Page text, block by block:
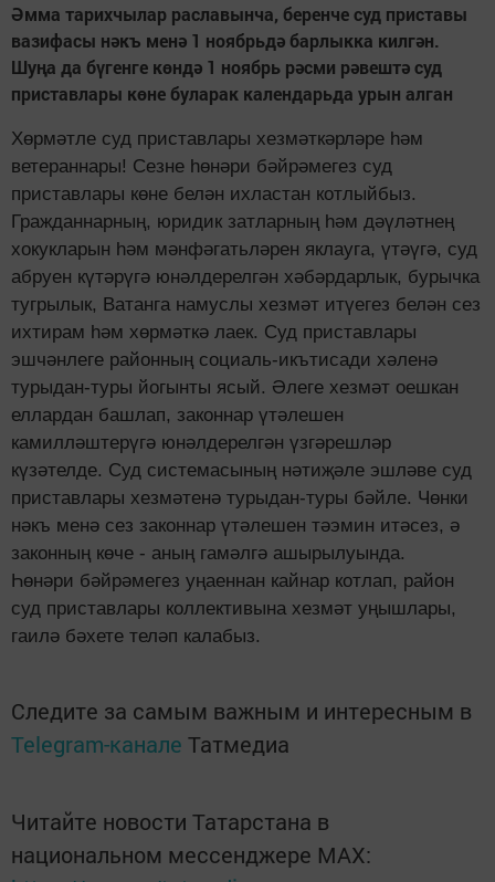
Әмма тарихчылар раславынча, беренче суд приставы
вазифасы нәкъ менә 1 ноябрьдә барлыкка килгән.
Шуңа да бүгенге көндә 1 ноябрь рәсми рәвештә суд
приставлары көне буларак календарьда урын алган
Хөрмәтле суд приставлары хезмәткәрләре һәм
ветераннары! Сезне һөнәри бәйрәмегез суд
приставлары көне белән ихластан котлыйбыз.
Гражданнарның, юридик затларның һәм дәүләтнең
хокукларын һәм мәнфәгатьләрен яклауга, үтәүгә, суд
абруен күтәрүгә юнәлдерелгән хәбәрдарлык, бурычка
тугрылык, Ватанга намуслы хезмәт итүегез белән сез
ихтирам һәм хөрмәткә лаек. Суд приставлары
эшчәнлеге районның социаль-икътисади хәленә
турыдан-туры йогынты ясый. Әлеге хезмәт оешкан
еллардан башлап, законнар үтәлешен
камилләштерүгә юнәлдерелгән үзгәрешләр
күзәтелде. Суд системасының нәтиҗәле эшләве суд
приставлары хезмәтенә турыдан-туры бәйле. Чөнки
нәкъ менә сез законнар үтәлешен тәэмин итәсез, ә
законның көче - аның гамәлгә ашырылуында.
Һөнәри бәйрәмегез уңаеннан кайнар котлап, район
суд приставлары коллективына хезмәт уңышлары,
гаилә бәхете теләп калабыз.
Следите за самым важным и интересным в
Telegram-канале Татмедиа
Читайте новости Татарстана в
национальном мессенджере MАХ: